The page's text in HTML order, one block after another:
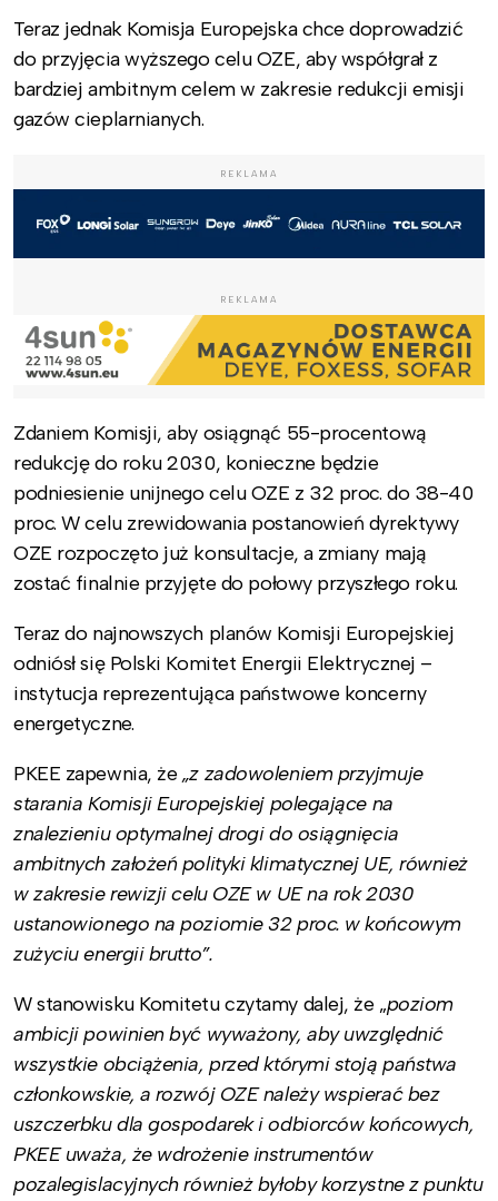
Teraz jednak Komisja Europejska chce doprowadzić
do przyjęcia wyższego celu OZE, aby współgrał z
bardziej ambitnym celem w zakresie redukcji emisji
gazów cieplarnianych.
REKLAMA
REKLAMA
Zdaniem Komisji, aby osiągnąć 55-procentową
redukcję do roku 2030, konieczne będzie
podniesienie unijnego celu OZE z 32 proc. do 38-40
proc. W celu zrewidowania postanowień dyrektywy
OZE rozpoczęto już konsultacje, a zmiany mają
zostać finalnie przyjęte do połowy przyszłego roku.
Teraz do najnowszych planów Komisji Europejskiej
odniósł się Polski Komitet Energii Elektrycznej –
instytucja reprezentująca państwowe koncerny
energetyczne.
PKEE zapewnia, że„z zadowoleniem przyjmuje
starania Komisji Europejskiej polegające na
znalezieniu optymalnej drogi do osiągnięcia
ambitnych założeń polityki klimatycznej UE, również
w zakresie rewizji celu OZE w UE na rok 2030
ustanowionego na poziomie 32 proc. w końcowym
zużyciu energii brutto”.
W stanowisku Komitetu czytamy dalej, że „poziom
ambicji powinien być wyważony, aby uwzględnić
wszystkie obciążenia, przed którymi stoją państwa
członkowskie, a rozwój OZE należy wspierać bez
uszczerbku dla gospodarek i odbiorców końcowych,
PKEE uważa, że wdrożenie instrumentów
pozalegislacyjnych również byłoby korzystne z punktu